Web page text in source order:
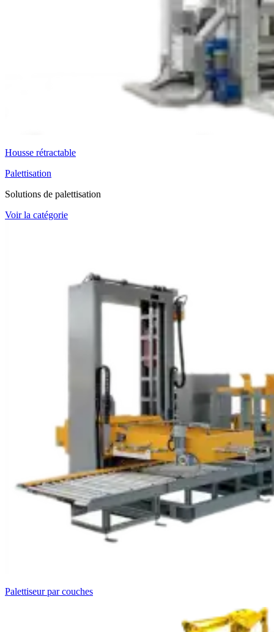
Housse rétractable
Palettisation
Solutions de palettisation
Voir la catégorie
Palettiseur par couches